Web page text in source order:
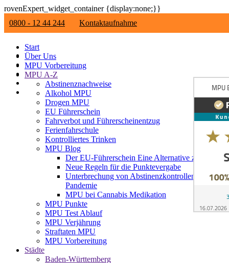
rovenExpert_widget_container {display:none;}}
0800 - 12 44 244
Kontaktaufnahme
Start
Über Uns
MPU Vorbereitung
MPU A-Z
Abstinenznachweise
Alkohol MPU
Drogen MPU
EU Führerschein
Fahrverbot und Führerscheinentzug
Ferienfahrschule
Kontrolliertes Trinken
MPU Blog
Der EU-Führerschein Eine Alternative zur MPU ?
Neue Regeln für die Punktevergabe
Unterbrechung von Abstinenzkontrollen im Zuge
Pandemie
MPU bei Cannabis Medikation
MPU Punkte
MPU Test Ablauf
MPU Verjährung
Straftaten MPU
MPU Vorbereitung
Städte
Baden-Württemberg